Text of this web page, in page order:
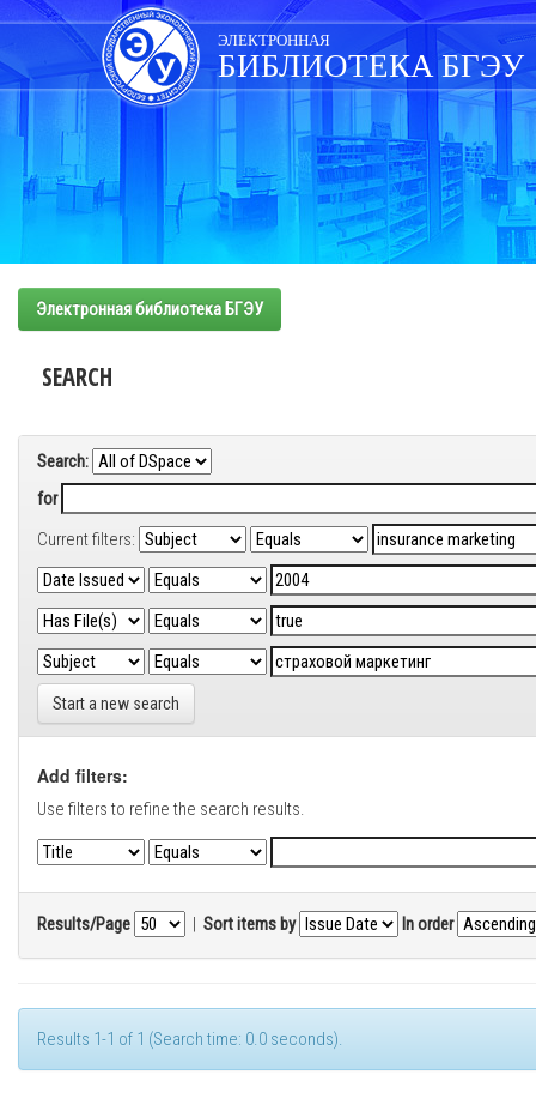
Skip
navigation
ЭЛЕКТРОННАЯ
БИБЛИОТЕКА БГЭУ
Электронная библиотека БГЭУ
SEARCH
Search:
for
Current filters:
Start a new search
Add filters:
Use filters to refine the search results.
Results/Page | Sort items by In order
Results 1-1 of 1 (Search time: 0.0 seconds).